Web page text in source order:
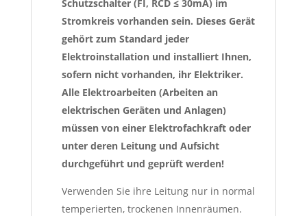
Schutzschalter (FI, RCD ≤ 30mA) im
Stromkreis vorhanden sein. Dieses Gerät
gehört zum Standard jeder
Elektroinstallation und installiert Ihnen,
sofern nicht vorhanden, ihr Elektriker.
Alle Elektroarbeiten (Arbeiten an
elektrischen Geräten und Anlagen)
müssen von einer Elektrofachkraft oder
unter deren Leitung und Aufsicht
durchgeführt und geprüft werden!
Verwenden Sie ihre Leitung nur in normal
temperierten, trockenen Innenräumen.